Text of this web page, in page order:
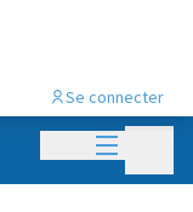
Menu
Se connecter